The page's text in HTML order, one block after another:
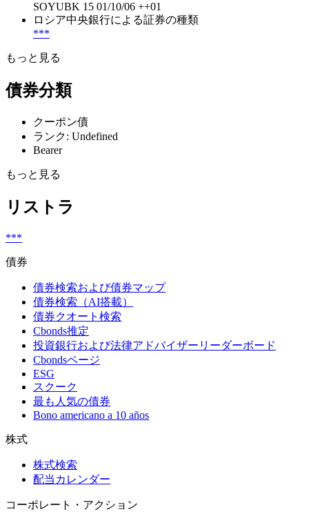
SOYUBK 15 01/10/06 ++01
ロシア中央銀行による証券の種類
***
もっと見る
債券分類
クーポン債
ランク: Undefined
Bearer
もっと見る
リストラ
***
債券
債券検索および債券マップ
債券検索（AI搭載）
債券クオート検索
Cbonds推定
投資銀行および法律アドバイザーリーダーボード
Cbondsページ
ESG
スクーク
最も人気の債券
Bono americano a 10 años
株式
株式検索
配当カレンダー
コーポレート・アクション